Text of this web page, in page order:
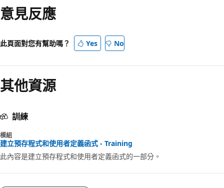
意見反應
此頁面對您有幫助嗎？ Yes No
其他資源
訓練
模組
建立預存程式和使用者定義函式 - Training
此內容是建立預存程式和使用者定義函式的一部分。